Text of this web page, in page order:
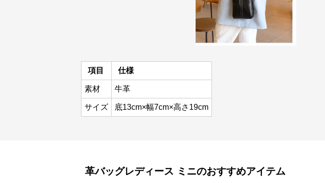
項目 仕様
素材 牛革
サイズ 底13cm×幅7cm×高さ19cm
革バッグレディース ミニのおすすめアイテム